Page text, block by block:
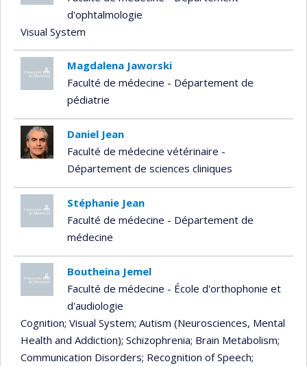
d'ophtalmologie
Visual System
Magdalena Jaworski
Faculté de médecine - Département de
pédiatrie
Daniel Jean
Faculté de médecine vétérinaire -
Département de sciences cliniques
Stéphanie Jean
Faculté de médecine - Département de
médecine
Boutheina Jemel
Faculté de médecine - École d'orthophonie et
d'audiologie
Cognition; Visual System; Autism (Neurosciences, Mental
Health and Addiction); Schizophrenia; Brain Metabolism;
Communication Disorders; Recognition of Speech;